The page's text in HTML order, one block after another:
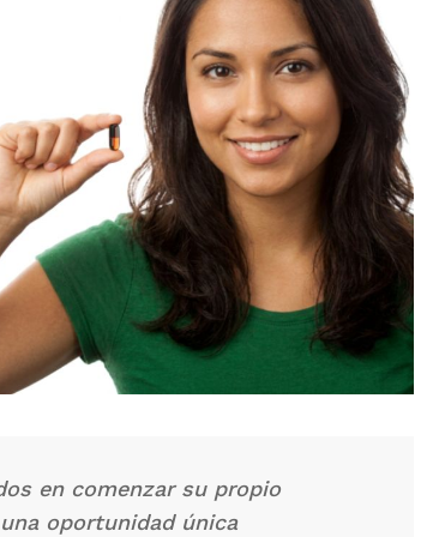
en comenzar su propio
una oportunidad única